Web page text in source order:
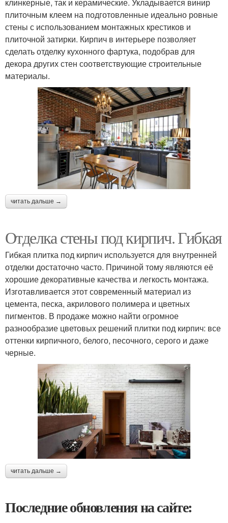
плиточным клеем на подготовленные идеально ровные
стены с использованием монтажных крестиков и
плиточной затирки. Кирпич в интерьере позволяет
сделать отделку кухонного фартука, подобрав для
декора других стен соответствующие строительные
материалы.
читать дальше →
Отделка стены под кирпич. Гибкая
Гибкая плитка под кирпич используется для внутренней
отделки достаточно часто. Причиной тому являются её
хорошие декоративные качества и легкость монтажа.
Изготавливается этот современный материал из
цемента, песка, акрилового полимера и цветных
пигментов. В продаже можно найти огромное
разнообразие цветовых решений плитки под кирпич: все
оттенки кирпичного, белого, песочного, серого и даже
черные.
читать дальше →
Последние обновления на сайте: